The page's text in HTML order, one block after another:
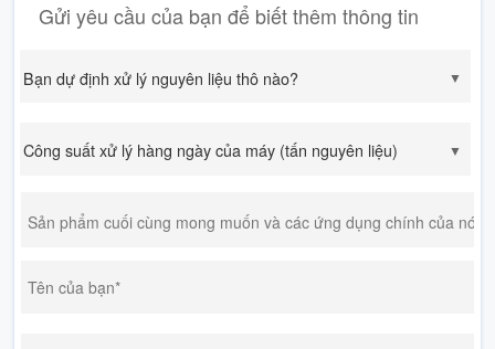
Gửi yêu cầu của bạn để biết thêm thông tin